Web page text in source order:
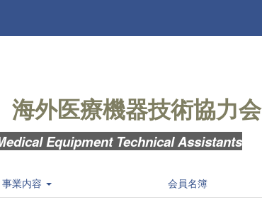
海外医療機器技術協力会
Equipment Technical Assistants
事業内容 会員名簿